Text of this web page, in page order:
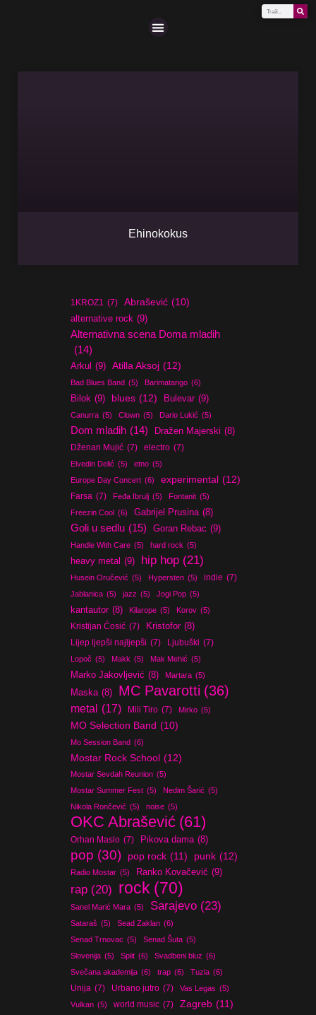
Ehinokokus
1KROZ1 (7) Abrašević (10)
alternative rock (9)
Alternativna scena Doma mladih
(14)
Arkul (9) Atilla Aksoj (12)
Bad Blues Band (5) Barimatango (6)
Bilok (9) blues (12) Bulevar (9)
Canurra (5) Clown (5) Dario Lukić (5)
Dom mladih (14) Dražen Majerski (8)
Dženan Mujić (7) electro (7)
Elvedin Delić (5) etno (5)
Europe Day Concert (6) experimental (12)
Farsa (7) Feđa Ibrulj (5) Fontanit (5)
Freezin Cool (6) Gabrijel Prusina (8)
Goli u sedlu (15) Goran Rebac (9)
Handle With Care (5) hard rock (5)
heavy metal (9) hip hop (21)
Husein Oručević (5) Hypersten (5) indie (7)
Jablanica (5) jazz (5) Jogi Pop (5)
kantautor (8) Kilarope (5) Korov (5)
Kristijan Ćosić (7) Kristofor (8)
Lijep ljepši najljepši (7) Ljubuški (7)
Lopoč (5) Makk (5) Mak Mehić (5)
Marko Jakovljević (8) Martara (5)
Maska (8) MC Pavarotti (36)
metal (17) Mili Tiro (7) Mirko (5)
MO Selection Band (10)
Mo Session Band (6)
Mostar Rock School (12)
Mostar Sevdah Reunion (5)
Mostar Summer Fest (5) Nedim Šarić (5)
Nikola Rončević (5) noise (5)
OKC Abrašević (61)
Orhan Maslo (7) Pikova dama (8)
pop (30) pop rock (11) punk (12)
Radio Mostar (5) Ranko Kovačević (9)
rap (20) rock (70)
Sanel Marić Mara (5) Sarajevo (23)
Sataraš (5) Sead Zaklan (6)
Senad Trnovac (5) Senad Šuta (5)
Slovenija (5) Split (6) Svadbeni bluz (6)
Svečana akademija (6) trap (6) Tuzla (6)
Unija (7) Urbano jutro (7) Vas Legas (5)
Vulkan (5) world music (7) Zagreb (11)